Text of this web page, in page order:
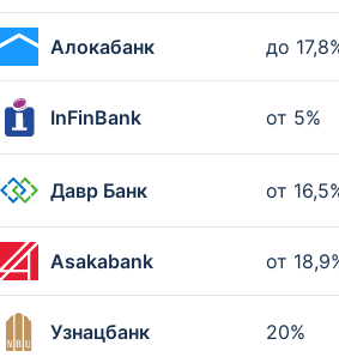
Алокабанк до
InFinBank от 5%
Давр Банк от
Asakabank от
Узнацбанк 20%